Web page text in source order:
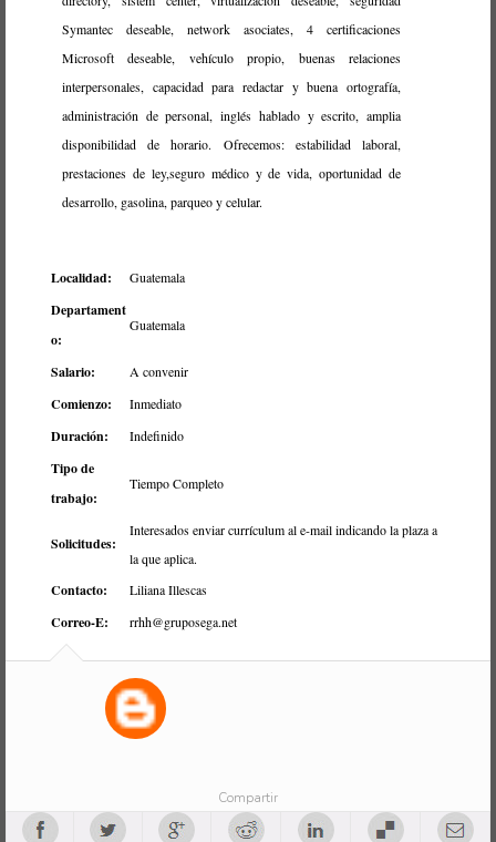
Symantec deseable, network asociates, 4 certificaciones
Microsoft deseable, vehículo propio, buenas relaciones
interpersonales, capacidad para redactar y buena ortografía,
administración de personal, inglés hablado y escrito, amplia
disponibilidad de horario. Ofrecemos: estabilidad laboral,
prestaciones de ley,seguro médico y de vida, oportunidad de
desarrollo, gasolina, parqueo y celular.
Localidad: Guatemala
Departament
o:
Guatemala
Salario: A convenir
Comienzo: Inmediato
Duración: Indefinido
Tipo de
trabajo:
Tiempo Completo
Solicitudes:
Interesados enviar currículum al e-mail indicando la plaza a
la que aplica.
Contacto: Liliana Illescas
Correo-E: rrhh@gruposega.net
Compartir